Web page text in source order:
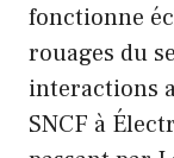
fonctionne
rouages du
interactions
SNCF à